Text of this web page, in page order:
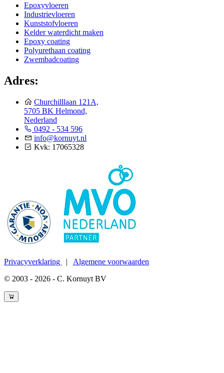
Epoxyvloeren
Industrievloeren
Kunststofvloeren
Kelder waterdicht maken
Epoxy coating
Polyurethaan coating
Zwembadcoating
Adres:
Churchilllaan 121A,
5705 BK Helmond,
Nederland
0492 - 534 596
info@kornuyt.nl
Kvk: 17065328
Privacyverklaring | Algemene voorwaarden
© 2003 - 2026 - C. Kornuyt BV